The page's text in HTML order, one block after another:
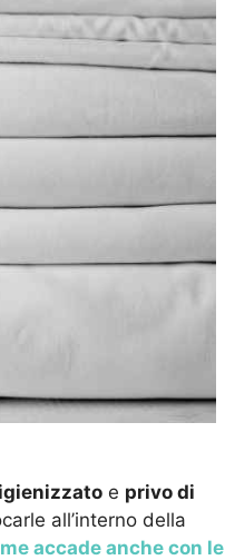
igienizzato e privo di
all’interno della
accade anche con le